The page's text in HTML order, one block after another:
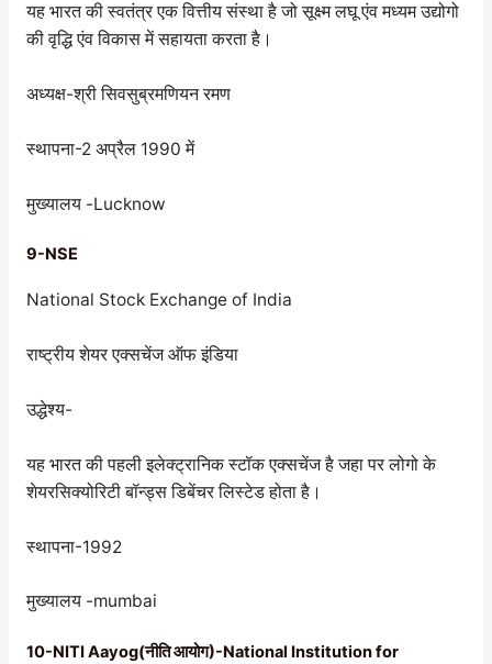
यह भारत की स्वतंत्र एक वित्तीय संस्था है जो सूक्ष्म लघू एंव मध्यम उद्योगो
की वृद्धि एंव विकास में सहायता करता है।
अध्यक्ष-श्री सिवसुब्रमणियन रमण
स्थापना-2 अप्रैल 1990 में
मुख्यालय -Lucknow
9-NSE
National Stock Exchange of India
राष्ट्रीय शेयर एक्सचेंज ऑफ इंडिया
उद्धेश्य-
यह भारत की पहली इलेक्ट्रानिक स्टॉक एक्सचेंज है जहा पर लोगो के
शेयरसिक्योरिटी बॉन्ड्स डिबेंचर लिस्टेड होता है।
स्थापना-1992
मुख्यालय -mumbai
10-NITI Aayog(नीति आयोग)-National Institution for